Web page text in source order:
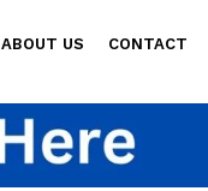
ABOUT US CONTACT